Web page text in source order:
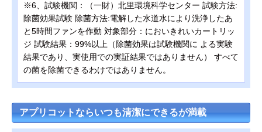
※6、試験機関：（一財）北里環境科学センター 試験方法:
除菌効果試験 除菌方法:電解した水道水により洗浄したあ
と5時間ファンを作動 対象部分：においきれいカートリッ
ジ 試験結果：99%以上（除菌効果は試験機関に よる実験
結果であり、実使用での実証結果ではありません） すべて
の菌を除菌できるわけではありません。
アプリコットならいつも清潔にできるが満載